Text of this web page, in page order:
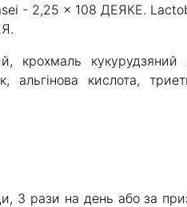
- 2,25 x 108 ДЕЯКЕ.
крохмаль кукурудзяний
альгінова кислота,
3 рази на день або за